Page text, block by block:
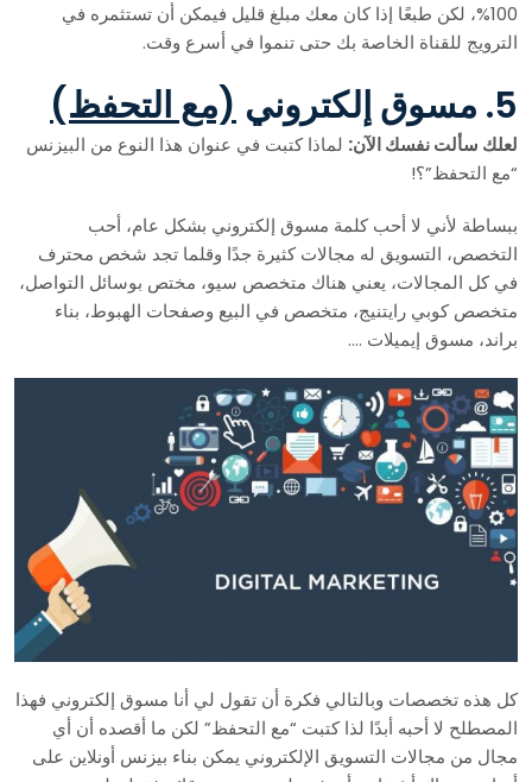
100%، لكن طبعًا إذا كان معك مبلغ قليل فيمكن أن تستثمره في
الترويج للقناة الخاصة بك حتى تنموا في أسرع وقت.
5. مسوق إلكتروني (مع التحفظ)
لعلك سألت نفسك الآن: لماذا كتبت في عنوان هذا النوع من البيزنس
“مع التحفظ”؟!
ببساطة لأني لا أحب كلمة مسوق إلكتروني بشكل عام، أحب
التخصص، التسويق له مجالات كثيرة جدًا وقلما تجد شخص محترف
في كل المجالات، يعني هناك متخصص سيو، مختص بوسائل التواصل،
متخصص كوبي رايتنيج، متخصص في البيع وصفحات الهبوط، بناء
براند، مسوق إيميلات ….
كل هذه تخصصات وبالتالي فكرة أن تقول لي أنا مسوق إلكتروني فهذا
المصطلح لا أحبه أبدًا لذا كتبت “مع التحفظ” لكن ما أقصده أن أي
مجال من مجالات التسويق الإلكتروني يمكن بناء بيزنس أونلاين على